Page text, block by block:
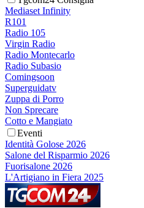
Mediaset Infinity
R101
Radio 105
Virgin Radio
Radio Montecarlo
Radio Subasio
Comingsoon
Superguidatv
Zuppa di Porro
Non Sprecare
Cotto e Mangiato
Eventi
Identità Golose 2026
Salone del Risparmio 2026
Fuorisalone 2026
L'Artigiano in Fiera 2025